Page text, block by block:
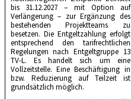
bis 31.12.2027 – mit Option auf
Verlängerung – zur Ergänzung des
bestehenden Projektteams zu
besetzen. Die Entgeltzahlung erfolgt
entsprechend den tarifrechtlichen
Regelungen nach Entgeltgruppe 13
TV-L. Es handelt sich um eine
Vollzeitstelle. Eine Beschäftigung in
bzw. Reduzierung auf Teilzeit ist
grundsätzlich möglich.